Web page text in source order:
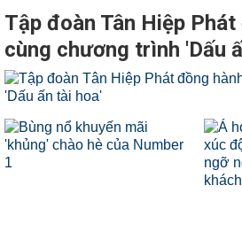
Tập đoàn Tân Hiệp
cùng chương trình 'Dấu